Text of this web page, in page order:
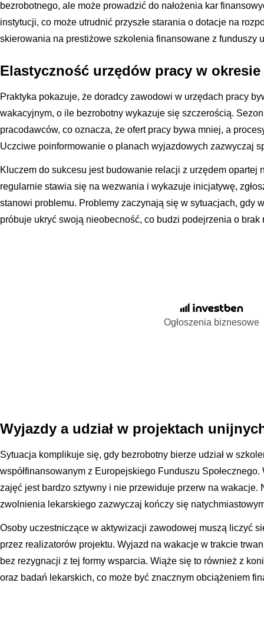
bezrobotnego, ale może prowadzić do nałożenia kar
instytucji, co może utrudnić przyszłe starania o dotacje na
skierowania na prestiżowe szkolenia finansowane z funduszy
Elastyczność urzędów pracy w
Praktyka pokazuje, że doradcy zawodowi w urzędach pracy
wakacyjnym, o ile bezrobotny wykazuje się szczerością.
pracodawców, co oznacza, że ofert pracy bywa mniej, a
Uczciwe poinformowanie o planach wyjazdowych zazwyczaj
Kluczem do sukcesu jest budowanie relacji z urzędem opartej
regularnie stawia się na wezwania i wykazuje inicjatywę,
stanowi problemu. Problemy zaczynają się w sytuacjach, gdy
próbuje ukryć swoją nieobecność, co budzi podejrzenia o
Ogłoszenia biznesowe
Wyjazdy a udział w projektach
Sytuacja komplikuje się, gdy bezrobotny bierze udział w
współfinansowanym z Europejskiego Funduszu
zajęć jest bardzo sztywny i nie przewiduje przerw na wakacje.
zwolnienia lekarskiego zazwyczaj kończy się
Osoby uczestniczące w aktywizacji zawodowej muszą liczyć
przez realizatorów projektu. Wyjazd na wakacje w trakcie
bez rezygnacji z tej formy wsparcia. Wiąże się to również z
oraz badań lekarskich, co może być znacznym obciążeniem